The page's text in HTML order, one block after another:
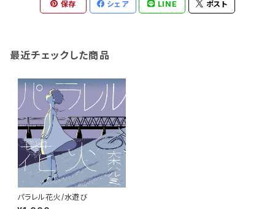
保存 シェア LINE ポスト
最近チェックした商品
パラレル花火/水遊び